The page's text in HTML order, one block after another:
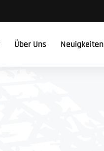
Über Uns Neuigkeiten